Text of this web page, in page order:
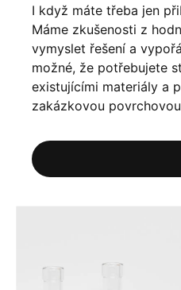
I když máte třeba jen
Máme zkušenosti z
vymyslet řešení a
možné, že potřebujete
existujícími materiály a
zakázkovou